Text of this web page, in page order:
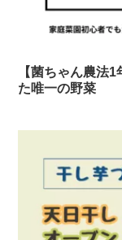
【菌ちゃん農法
た唯一の野菜